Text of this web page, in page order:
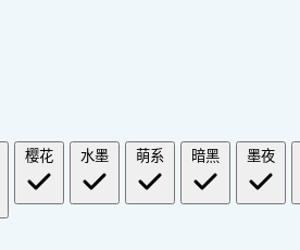
樱花 水墨 萌系 暗黑 墨夜